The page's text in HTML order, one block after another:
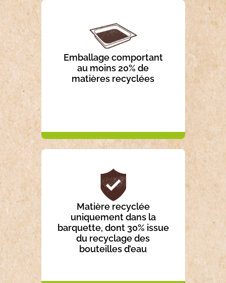
Emballage comportant
au moins 20% de
matières recyclées
Matière recyclée
uniquement dans la
barquette, dont 30% issue
du recyclage des
bouteilles d’eau